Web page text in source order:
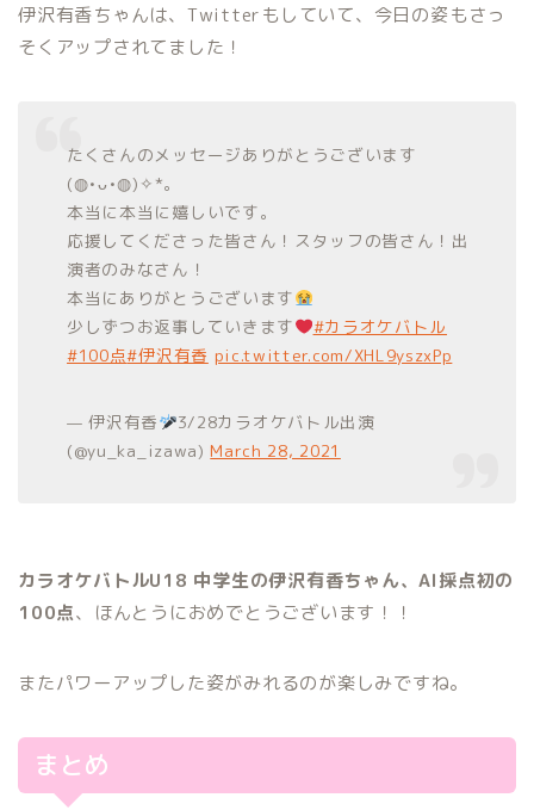
伊沢有香ちゃんは、Twitterもしていて、今日の姿もさっ
そくアップされてました！
たくさんのメッセージありがとうございます
(◍•ᴗ•◍)✧*。
本当に本当に嬉しいです。
応援してくださった皆さん！スタッフの皆さん！出
演者のみなさん！
本当にありがとうございます
少しずつお返事していきます
#カラオケバトル
#100点#伊沢有香 pic.twitter.com/XHL9yszxPp
— 伊沢有香
3/28カラオケバトル出演
(@yu_ka_izawa)March 28, 2021
カラオケバトルU18 中学生の伊沢有香ちゃん、AI採点初の
100点、ほんとうにおめでとうございます！！
またパワーアップした姿がみれるのが楽しみですね。
まとめ